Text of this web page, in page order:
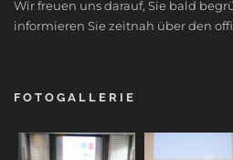
Wir freuen uns darauf, Sie bald
informieren Sie zeitnah über den
FOTOGALLERIE